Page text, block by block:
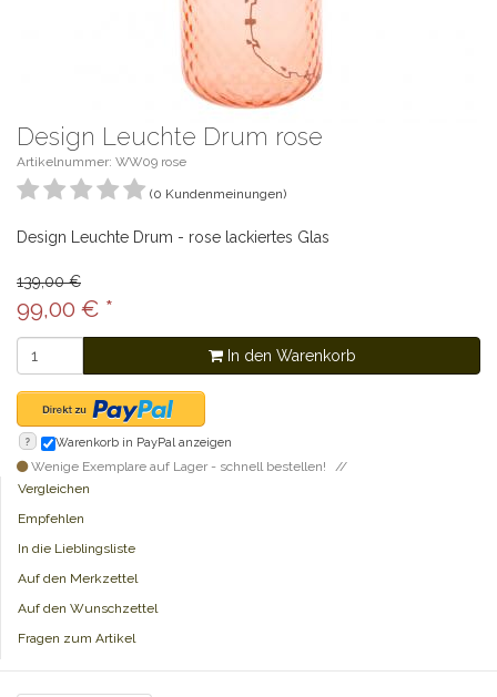
Design Leuchte Drum rose
Artikelnummer: WW09 rose
(0 Kundenmeinungen)
Design Leuchte Drum - rose lackiertes Glas
139,00 €
99,00 € *
In den Warenkorb
? Warenkorb in PayPal anzeigen
Wenige Exemplare auf Lager - schnell bestellen!
Vergleichen
Empfehlen
In die Lieblingsliste
Auf den Merkzettel
Auf den Wunschzettel
Fragen zum Artikel